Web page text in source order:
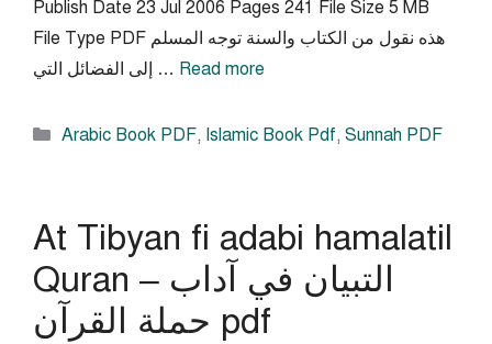
Publish Date 23 Jul 2006 Pages 241 File Size 5 MB
File Type PDF هذه نقول من الكتاب والسنة توجه المسلم
إلى الفضائل التي … Read more
Categories
Arabic Book PDF, Islamic Book Pdf, Sunnah PDF
At Tibyan fi adabi hamalatil
Quran – التبيان في آداب
حملة القرآن pdf